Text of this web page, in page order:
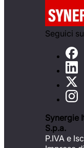
Seguici
Synergie
S.p.a.
P.IVA e